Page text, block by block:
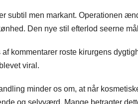
subtil men markant. Operationen
Den nye stil efterlod seerne
af kommentarer roste kirurgens
viral.
minder os om, at når
og selvværd. Mange betragter